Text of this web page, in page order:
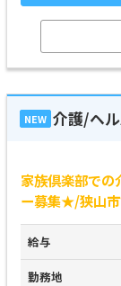
NEW 介護/ヘ
家族倶楽部で
ー募集★/狭山
給与
勤務地